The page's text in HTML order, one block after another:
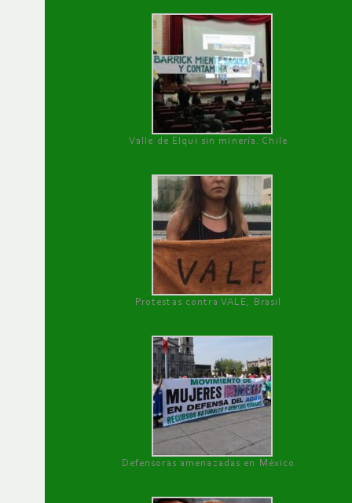
Valle de Elqui sin minería. Chile
Protestas contra VALE, Brasil
Defensoras amenazadas en México